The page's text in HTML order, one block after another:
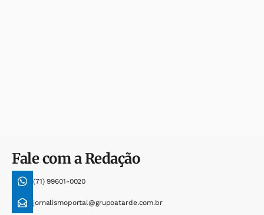
Fale com a Redação
(71) 99601-0020
jornalismoportal@grupoatarde.com.br